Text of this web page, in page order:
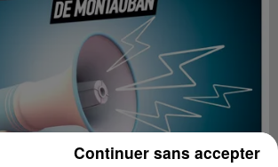
Continuer sans accepter